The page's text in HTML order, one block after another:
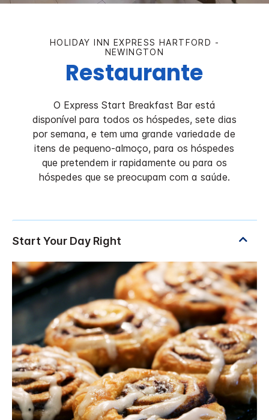
HOLIDAY INN EXPRESS HARTFORD -
NEWINGTON
Restaurante
O Express Start Breakfast Bar está
disponível para todos os hóspedes, sete dias
por semana, e tem uma grande variedade de
itens de pequeno-almoço, para os hóspedes
que pretendem ir rapidamente ou para os
hóspedes que se preocupam com a saúde.